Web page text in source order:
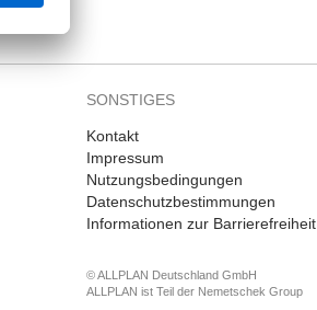
SONSTIGES
Kontakt
Impressum
Nutzungsbedingungen
Datenschutzbestimmungen
Informationen zur Barrierefreiheit
© ALLPLAN Deutschland GmbH
ALLPLAN ist Teil der Nemetschek Group